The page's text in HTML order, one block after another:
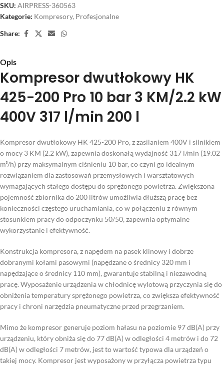
SKU: AIRPRESS-360563
Kategorie: Kompresory, Profesjonalne
Share:
Opis
Kompresor dwutłokowy HK
425-200 Pro 10 bar 3 KM/2.2 kW
400V 317 l/min 200 l
Kompresor dwutłokowy HK 425-200 Pro, z zasilaniem 400V i silnikiem
o mocy 3 KM (2.2 kW), zapewnia doskonałą wydajność 317 l/min (19.02
m³/h) przy maksymalnym ciśnieniu 10 bar, co czyni go idealnym
rozwiązaniem dla zastosowań przemysłowych i warsztatowych
wymagających stałego dostępu do sprężonego powietrza. Zwiększona
pojemność zbiornika do 200 litrów umożliwia dłuższą pracę bez
konieczności częstego uruchamiania, co w połączeniu z równym
stosunkiem pracy do odpoczynku 50/50, zapewnia optymalne
wykorzystanie i efektywność.
Konstrukcja kompresora, z napędem na pasek klinowy i dobrze
dobranymi kołami pasowymi (napędzane o średnicy 320 mm i
napędzające o średnicy 110 mm), gwarantuje stabilną i niezawodną
pracę. Wyposażenie urządzenia w chłodnicę wylotową przyczynia się do
obniżenia temperatury sprężonego powietrza, co zwiększa efektywność
pracy i chroni narzędzia pneumatyczne przed przegrzaniem.
Mimo że kompresor generuje poziom hałasu na poziomie 97 dB(A) przy
urządzeniu, który obniża się do 77 dB(A) w odległości 4 metrów i do 72
dB(A) w odległości 7 metrów, jest to wartość typowa dla urządzeń o
takiej mocy. Kompresor jest wyposażony w przyłącza powietrza typu